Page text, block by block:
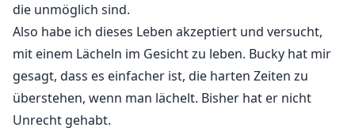
die unmöglich sind.
Also habe ich dieses Leben akzeptiert und versucht,
mit einem Lächeln im Gesicht zu leben. Bucky hat mir
gesagt, dass es einfacher ist, die harten Zeiten zu
überstehen, wenn man lächelt. Bisher hat er nicht
Unrecht gehabt.